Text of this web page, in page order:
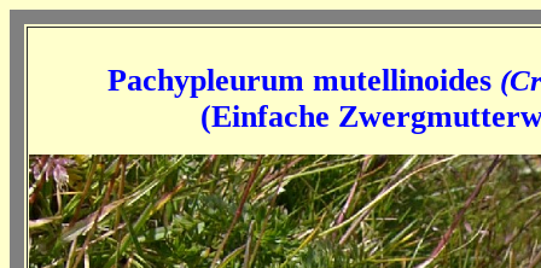
Pachypleurum mutellinoides
(Einfache